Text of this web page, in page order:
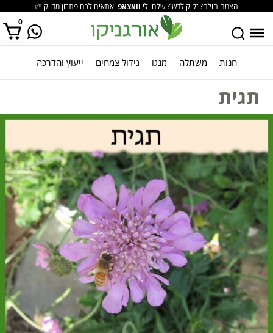
הצמח חולה? זקוק לדשן? שלחו לי וואצאפ ואתאים לכם פתרון מדויק 🌱
0
אין מוצרים בסל הקניות. חנות משתלה מנגו גידול צמחים ייעוץ והדרכה
תגית